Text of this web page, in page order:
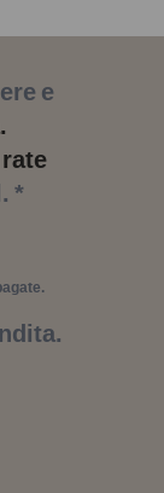
e
*